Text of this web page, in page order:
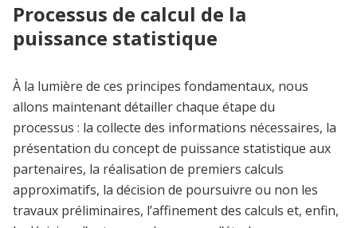
Processus de calcul de la
puissance statistique
À la lumière de ces principes fondamentaux, nous
allons maintenant détailler chaque étape du
processus : la collecte des informations nécessaires, la
présentation du concept de puissance statistique aux
partenaires, la réalisation de premiers calculs
approximatifs, la décision de poursuivre ou non les
travaux préliminaires, l’affinement des calculs et, enfin,